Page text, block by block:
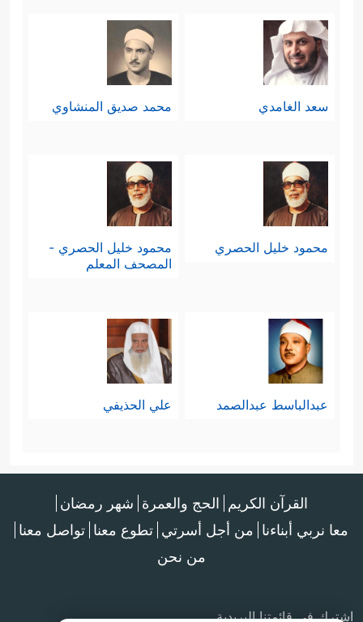
سعد الغامدي محمد صديق المنشاوي
محمود خليل الحصري
محمود خليل الحصري -
المصحف المعلم
عبدالباسط عبدالصمد علي الحذيفي
القرآن الكريم الحج والعمرة شهر رمضان
معا نربي أبناءنا من أجل أسرتي تطوع معنا تواصل معنا
من نحن
اشترك في قائمتنا البريدية